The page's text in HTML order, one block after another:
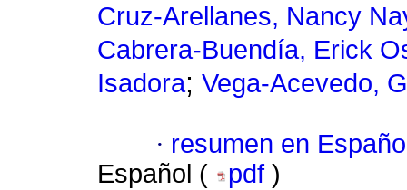
Cruz-Arellanes, Nancy
Cabrera-Buendía, Erick
Isadora; Vega-Acevedo,
· resumen en
Español (
pdf )